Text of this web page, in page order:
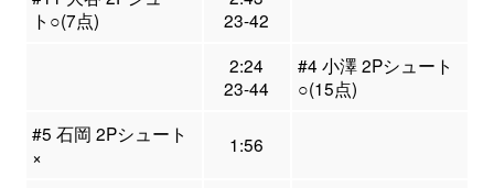
ト○(7点)
23-42
2:24
23-44
#4 小澤 2Pシュート
○(15点)
#5 石岡 2Pシュート
×
1:56